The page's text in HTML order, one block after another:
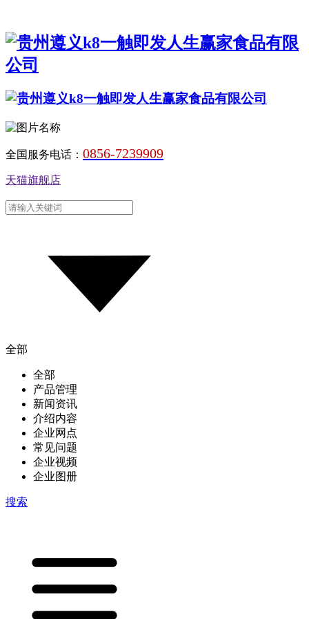
全国服务电话： 0856-7239909
天猫旗舰店
全部
全部
产品管理
新闻资讯
介绍内容
企业网点
常见问题
企业视频
企业图册
搜索